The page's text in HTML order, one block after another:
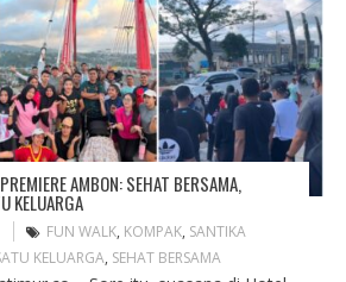
AMBON: SEHAT BERSAMA,
KELUARGA
FUN WALK, KOMPAK, SANTIKA
KELUARGA, SEHAT BERSAMA